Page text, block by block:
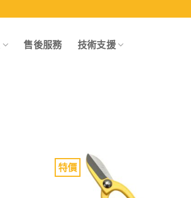
售後服務 技術支援
特價